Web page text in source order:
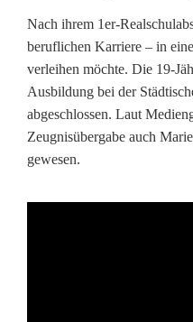
r
t
e
t
Nach ihrem 1er-
beruflichen Karriere – in
verleihen möchte. Die 19-
Ausbildung bei der
abgeschlossen. Laut
Zeugnisübergabe auch
gewesen.